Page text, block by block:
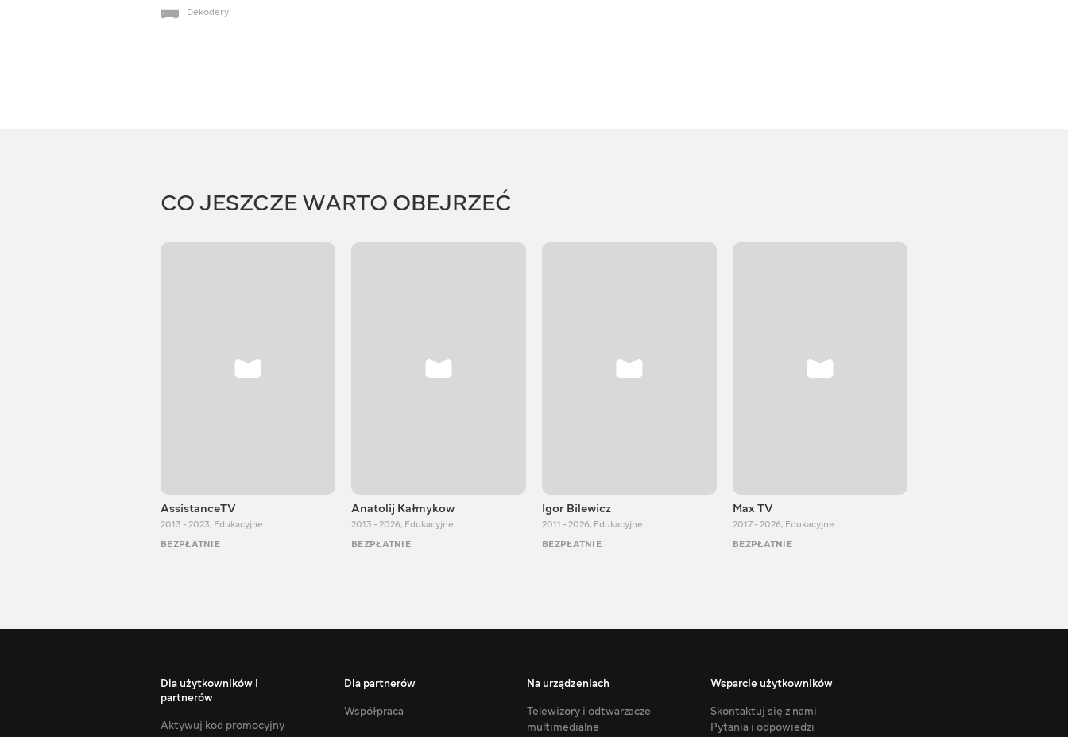
Dekodery
CO JESZCZE WARTO OBEJRZEĆ
AssistanceTV
2013 - 2023, Edukacyjne
BEZPŁATNIE
Anatolij Kałmykow
2013 - 2026, Edukacyjne
BEZPŁATNIE
Igor Bilewicz
2011 - 2026, Edukacyjne
BEZPŁATNIE
Max TV
2017 - 2026, Edukacyjne
BEZPŁATNIE
Dla użytkowników i
partnerów
Aktywuj kod promocyjny
Dla partnerów
Współpraca
Na urządzeniach
Telewizory i odtwarzacze
multimedialne
Wsparcie użytkowników
Skontaktuj się z nami
Pytania i odpowiedzi